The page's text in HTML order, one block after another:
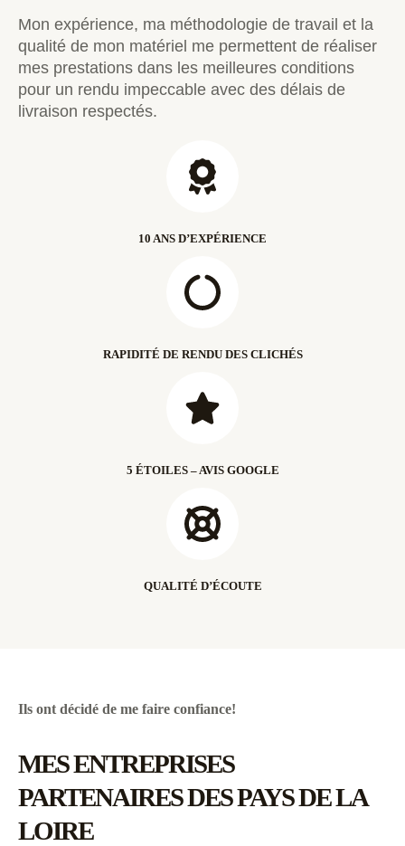
Mon expérience, ma méthodologie de travail et la
qualité de mon matériel me permettent de réaliser
mes prestations dans les meilleures conditions
pour un rendu impeccable avec des délais de
livraison respectés.
10 ANS D’EXPÉRIENCE
RAPIDITÉ DE RENDU DES CLICHÉS
5 ÉTOILES – AVIS GOOGLE
QUALITÉ D’ÉCOUTE
Ils ont décidé de me faire confiance!
MES ENTREPRISES
PARTENAIRES DES PAYS DE LA
LOIRE